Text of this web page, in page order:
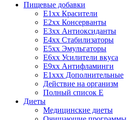
Пищевые добавки
E1xx Красители
E2xx Консерванты
E3xx Антиоксиданты
E4xx Стабилизаторы
E5xx Эмульгаторы
E6xx Усилители вкуса
E9xx Антифламинги
E1xxx Дополнительные
Действие на организм
Полный список E
Диеты
Медицинские диеты